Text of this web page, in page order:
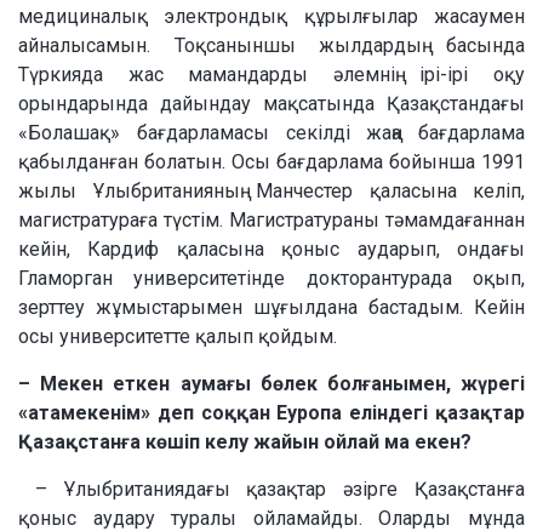
медициналық электрондық құрылғылар жасаумен
айналысамын. Тоқсаныншы жылдардың басында
Түркияда жас мамандарды әлемнің ірі-ірі оқу
орындарында дайындау мақсатында Қазақстандағы
«Болашақ» бағдарламасы секілді жаңа бағдарлама
қабылданған болатын. Осы бағдарлама бойынша 1991
жылы Ұлыбританияның Манчестер қаласына келіп,
магистратураға түстім. Магистратураны тәмамдағаннан
кейін, Кардиф қаласына қоныс аударып, ондағы
Гламорган университетінде докторантурада оқып,
зерттеу жұмыстарымен шұғылдана бастадым. Кейін
осы университетте қалып қойдым.
– Мекен еткен аумағы бөлек болғанымен, жүрегі
«атамекенім» деп соққан Еуропа еліндегі қазақтар
Қазақстанға көшіп келу жайын ойлай ма екен?
– Ұлыбританиядағы қазақтар әзірге Қазақстанға
қоныс аудару туралы ойламайды. Оларды мұнда